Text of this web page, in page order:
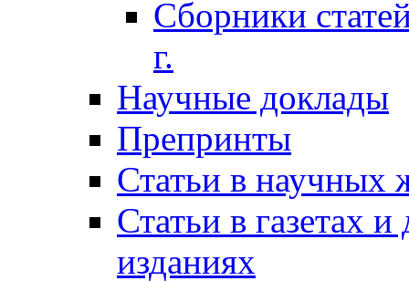
Сборники
г.
Научные доклады
Препринты
Статьи в научных
Статьи в газетах
изданиях